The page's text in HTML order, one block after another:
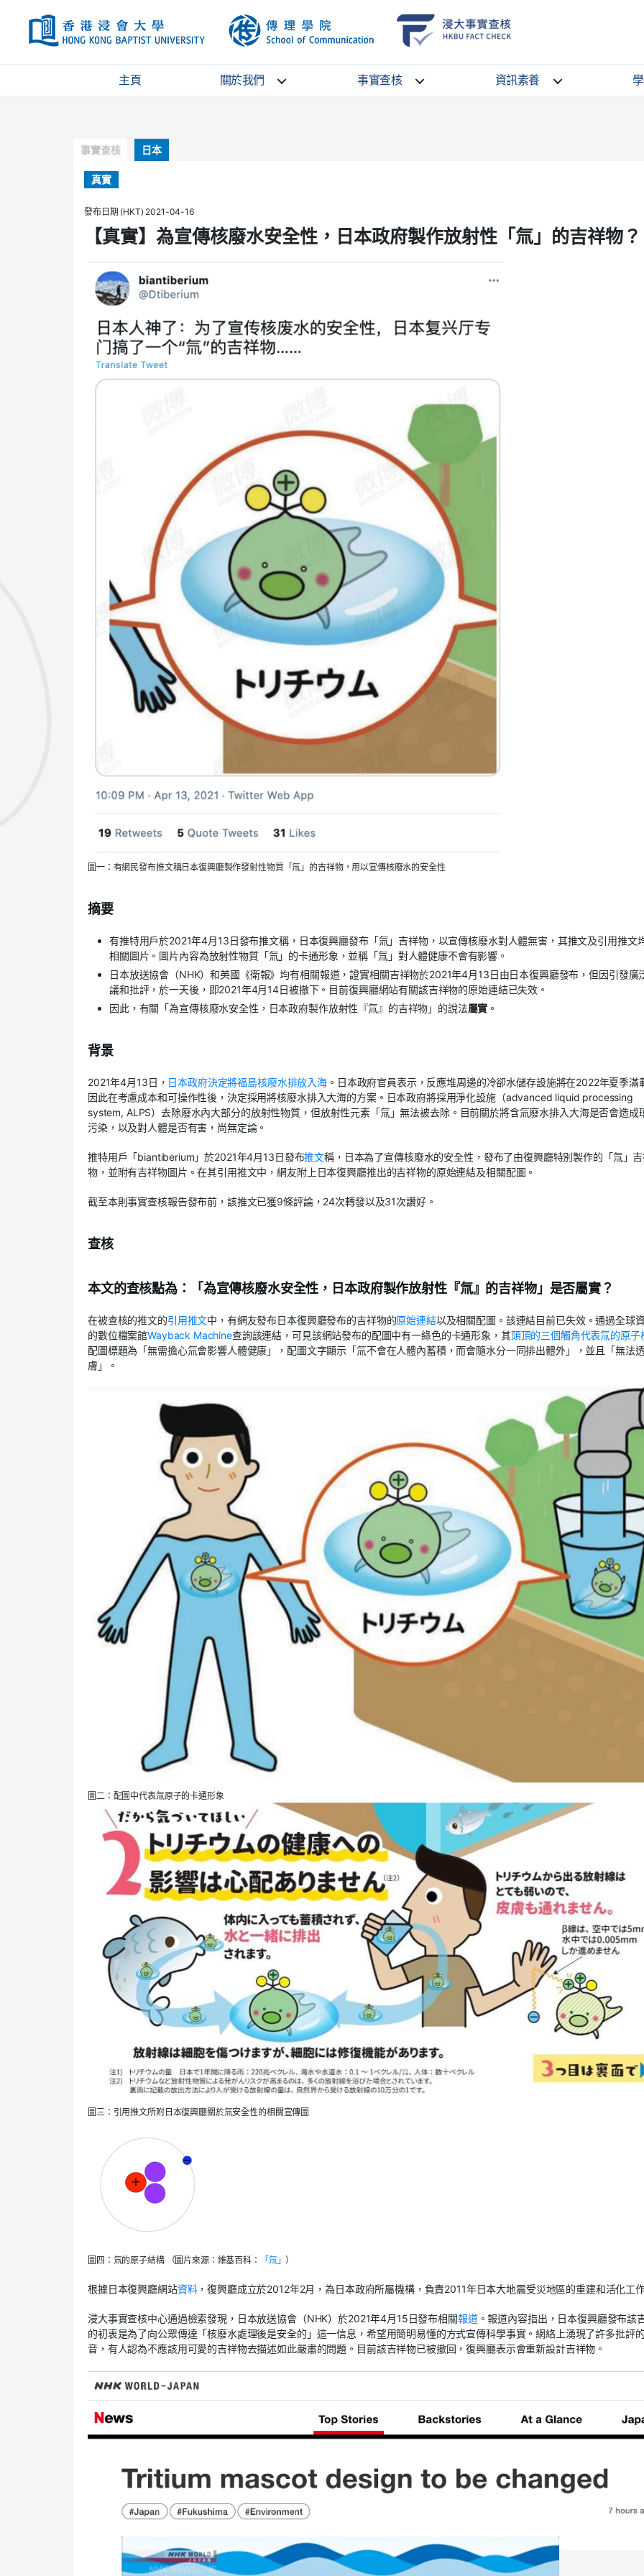
HKBU
School
Communication
主頁 關於我們 事實查核 資訊素養
Categories
事實查核 日本
真實
發布日期 (HKT) 2021-04-16
【真實】為宣傳核廢水安全性，日本政府製作放射性「氚」的吉祥物？
圖一：有網民發布推文稱日本復興廳製作發射性物質「氚」的吉祥物，用以宣傳核廢水的安全性
摘要
有推特用戶於2021年4月13日發布推文稱，日本復興廳發布「氚」吉祥物，以宣傳核廢水對人體無害，其推文及引用推文
相關圖片。圖片內容為放射性物質「氚」的卡通形象，並稱「氚」對人體健康不會有影響。
日本放送協會（NHK）和英國《衛報》均有相關報道，證實相關吉祥物於2021年4月13日由日本復興廳發布，但因引發廣
議和批評，於一天後，即2021年4月14日被撤下。目前復興廳網站有關該吉祥物的原始連結已失效。
因此，有關「為宣傳核廢水安全性，日本政府製作放射性『氚』的吉祥物」的說法屬實 。
背景
2021年4月13日， 日本政府決定將福島核廢水排放入海。日本政府官員表示，反應堆周邊的冷卻水儲存設施將在2022年夏季滿
因此在考慮成本和可操作性後，決定採用將核廢水排入大海的方案。日本政府將採用淨化設施（advanced liquid processing
system, ALPS）去除廢水內大部分的放射性物質，但放射性元素「氚」無法被去除。目前關於將含氚廢水排入大海是否會造成
污染，以及對人體是否有害，尚無定論。
推特用戶「biantiberium」於2021年4月13日發布推文稱，日本為了宣傳核廢水的安全性，發布了由復興廳特別製作的「氚」
物，並附有吉祥物圖片。在其引用推文中，網友附上日本復興廳推出的吉祥物的原始連結及相關配圖。
截至本則事實查核報告發布前，該推文已獲9條評論，24次轉發以及31次讚好。
查核
本文的查核點為：「為宣傳核廢水安全性，日本政府製作放射性『氚』的吉祥物」是否屬實？
在被查核的推文的引用推文中，有網友發布日本復興廳發布的吉祥物的原始連結以及相關配圖。該連結目前已失效。通過全球
的數位檔案館Wayback Machine查詢該連結，可見該網站發布的配圖中有一綠色的卡通形象，其頭頂的三個觸角代表氚的原子
配圖標題為「無需擔心氚會影響人體健康」，配圖文字顯示「氚不會在人體內蓄積，而會隨水分一同排出體外」，並且「無法
膚」。
圖二：配圖中代表氚原子的卡通形象
圖三：引用推文所附日本復興廳關於氚安全性的相關宣傳圖
圖四：氚的原子結構 （圖片來源：維基百科： 「氚」）
根據日本復興廳網站資料，復興廳成立於2012年2月，為日本政府所屬機構，負責2011年日本大地震受災地區的重建和活化工
浸大事實查核中心通過檢索發現，日本放送協會（NHK）於2021年4月15日發布相關報道。報道內容指出，日本復興廳發布該
的初衷是為了向公眾傳達「核廢水處理後是安全的」這一信息，希望用簡明易懂的方式宣傳科學事實。網絡上湧現了許多批評
音，有人認為不應該用可愛的吉祥物去描述如此嚴肅的問題。目前該吉祥物已被撤回，復興廳表示會重新設計吉祥物。